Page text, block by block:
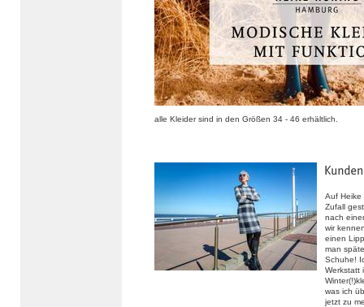
alle Kleider sind in den Größen 34 - 46 erhältlich.
Auf Heike
Zufall
nach
wir
einen
man
Schuhe!
Werkstatt
was ich
jetzt zu